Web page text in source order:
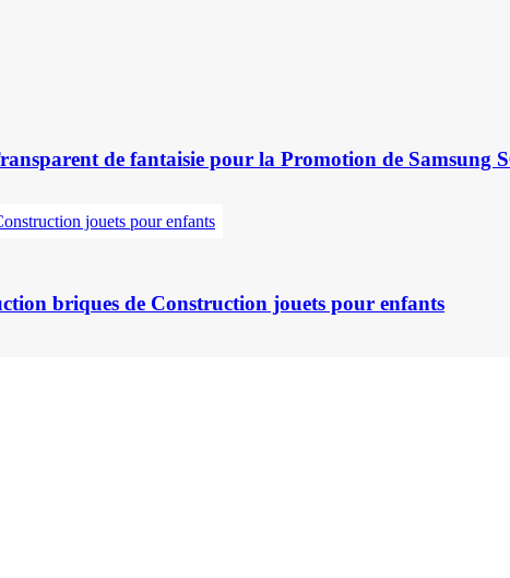
de fantaisie pour la Promotion de Samsung
briques de Construction jouets pour enfants